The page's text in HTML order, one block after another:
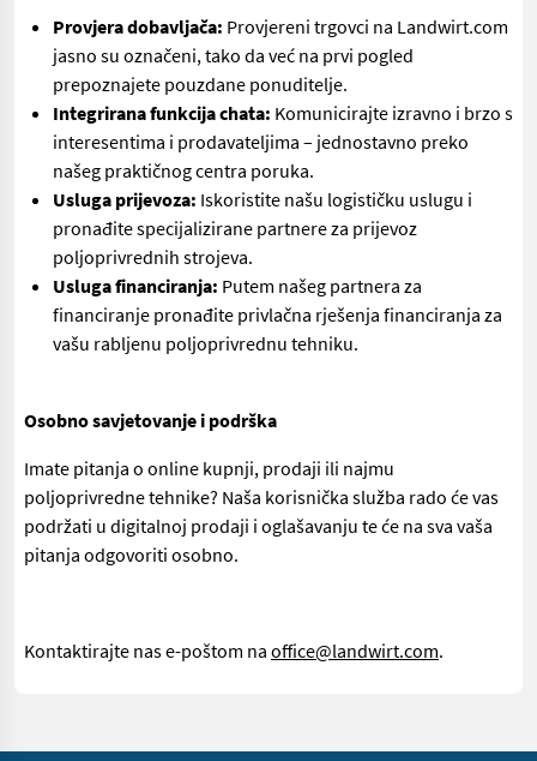
Provjera dobavljača: Provjereni trgovci na Landwirt.com
jasno su označeni, tako da već na prvi pogled
prepoznajete pouzdane ponuditelje.
Integrirana funkcija chata: Komunicirajte izravno i brzo s
interesentima i prodavateljima – jednostavno preko
našeg praktičnog centra poruka.
Usluga prijevoza: Iskoristite našu logističku uslugu i
pronađite specijalizirane partnere za prijevoz
poljoprivrednih strojeva.
Usluga financiranja: Putem našeg partnera za
financiranje pronađite privlačna rješenja financiranja za
vašu rabljenu poljoprivrednu tehniku.
Osobno savjetovanje i podrška
Imate pitanja o online kupnji, prodaji ili najmu
poljoprivredne tehnike? Naša korisnička služba rado će vas
podržati u digitalnoj prodaji i oglašavanju te će na sva vaša
pitanja odgovoriti osobno.
Kontaktirajte nas e-poštom na office@landwirt.com.